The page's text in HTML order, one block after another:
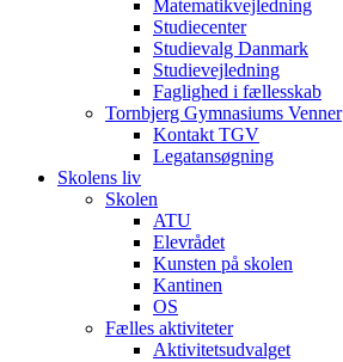
Matematikvejledning
Studiecenter
Studievalg Danmark
Studievejledning
Faglighed i fællesskab
Tornbjerg Gymnasiums Venner
Kontakt TGV
Legatansøgning
Skolens liv
Skolen
ATU
Elevrådet
Kunsten på skolen
Kantinen
OS
Fælles aktiviteter
Aktivitetsudvalget